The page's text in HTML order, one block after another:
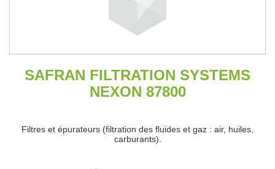
SAFRAN FILTRATION SYSTEMS
NEXON 87800
Filtres et épurateurs (filtration des fluides et gaz : air, huiles,
carburants).